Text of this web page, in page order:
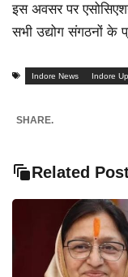
इस अवसर पर
सभी उद्योग संगठनों के
Indore News Indore
SHARE.
Related